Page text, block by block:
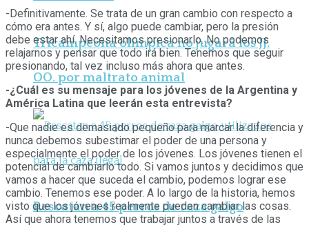
Tricampeona olímpica no jugará los JJ.
OO. por maltrato animal
Rescatan a 45 perros de raza galgo
-Definitivamente. Se trata de un gran cambio con respecto a
cómo era antes. Y sí, algo puede cambiar, pero la presión
debe estar ahí. Necesitamos presionarlo. No podemos
relajarnos y pensar que todo irá bien. Tenemos que seguir
presionando, tal vez incluso más ahora que antes.
-¿Cuál es su mensaje para los jóvenes de la Argentina y
América Latina que leerán esta entrevista?
-Que nadie es demasiado pequeño para marcar la diferencia y
nunca debemos subestimar el poder de una persona y
especialmente el poder de los jóvenes. Los jóvenes tienen el
potencial de cambiarlo todo. Si vamos juntos y decidimos que
vamos a hacer que suceda el cambio, podemos lograr ese
cambio. Tenemos ese poder. A lo largo de la historia, hemos
visto que los jóvenes realmente pueden cambiar las cosas.
Así que ahora tenemos que trabajar juntos a través de las